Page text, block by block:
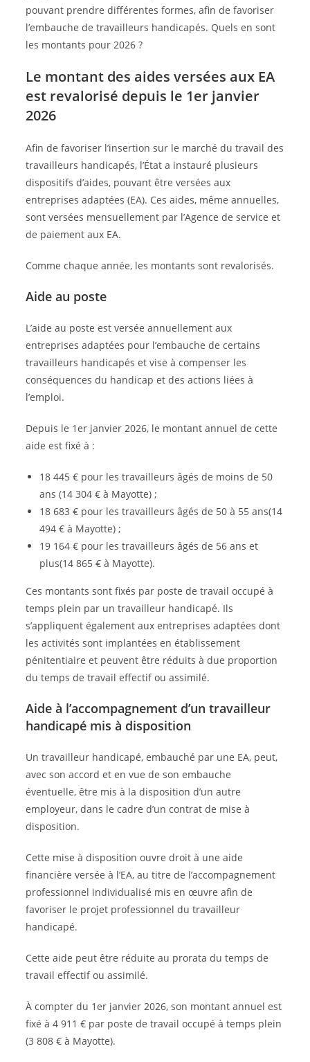
pouvant prendre différentes formes, afin de favoriser
l’embauche de travailleurs handicapés. Quels en sont
les montants pour 2026 ?
Le montant des aides versées aux EA
est revalorisé depuis le 1er janvier
2026
Afin de favoriser l’insertion sur le marché du travail des
travailleurs handicapés, l’État a instauré plusieurs
dispositifs d’aides, pouvant être versées aux
entreprises adaptées (EA). Ces aides, même annuelles,
sont versées mensuellement par l’Agence de service et
de paiement aux EA.
Comme chaque année, les montants sont revalorisés.
Aide au poste
L’aide au poste est versée annuellement aux
entreprises adaptées pour l’embauche de certains
travailleurs handicapés et vise à compenser les
conséquences du handicap et des actions liées à
l’emploi.
Depuis le 1er janvier 2026, le montant annuel de cette
aide est fixé à :
18 445 € pour les travailleurs âgés de moins de 50
ans (14 304 € à Mayotte) ;
18 683 € pour les travailleurs âgés de 50 à 55 ans(14
494 € à Mayotte) ;
19 164 € pour les travailleurs âgés de 56 ans et
plus(14 865 € à Mayotte).
Ces montants sont fixés par poste de travail occupé à
temps plein par un travailleur handicapé. Ils
s’appliquent également aux entreprises adaptées dont
les activités sont implantées en établissement
pénitentiaire et peuvent être réduits à due proportion
du temps de travail effectif ou assimilé.
Aide à l’accompagnement d’un travailleur
handicapé mis à disposition
Un travailleur handicapé, embauché par une EA, peut,
avec son accord et en vue de son embauche
éventuelle, être mis à la disposition d’un autre
employeur, dans le cadre d’un contrat de mise à
disposition.
Cette mise à disposition ouvre droit à une aide
financière versée à l’EA, au titre de l’accompagnement
professionnel individualisé mis en œuvre afin de
favoriser le projet professionnel du travailleur
handicapé.
Cette aide peut être réduite au prorata du temps de
travail effectif ou assimilé.
À compter du 1er janvier 2026, son montant annuel est
fixé à 4 911 € par poste de travail occupé à temps plein
(3 808 € à Mayotte).